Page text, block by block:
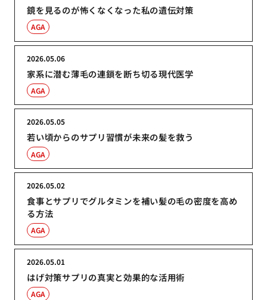
鏡を見るのが怖くなくなった私の遺伝対策
AGA
家系に潜む薄毛の連鎖を断ち切る現代医学
2026.05.06
AGA
若い頃からのサプリ習慣が未来の髪を救う
2026.05.05
AGA
食事とサプリでグルタミンを補い髪の毛の密度を高め
る方法
2026.05.02
AGA
はげ対策サプリの真実と効果的な活用術
2026.05.01
AGA